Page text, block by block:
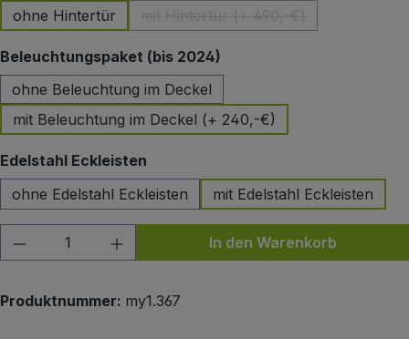
ohne Hintertür
Beleuchtungspaket (bis 2024)
ohne Beleuchtung im Deckel
mit Beleuchtung im Deckel (+ 240,-€)
Edelstahl Eckleisten
ohne Edelstahl Eckleisten
mit Edelstahl Eckleisten
Produkt Anzahl: Gib den gewünschten
In den Warenkorb
Produktnummer: my1.367